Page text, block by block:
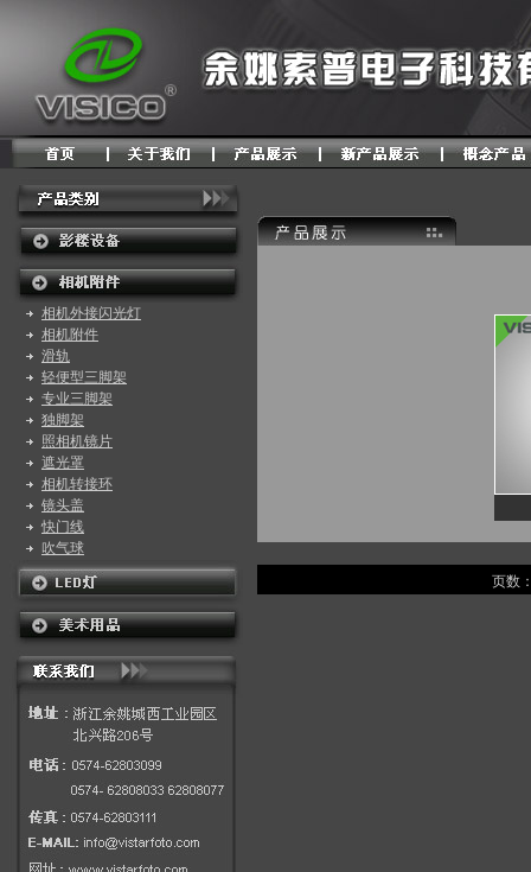
相机外接闪光灯
相机附件
滑轨
轻便型三脚架
专业三脚架
独脚架
照相机镜片
遮光罩
相机转接环
镜头盖
快门线
吹气球
页数